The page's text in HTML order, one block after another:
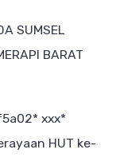
SUMSEL
BARAT
ххх*
HUT ke-